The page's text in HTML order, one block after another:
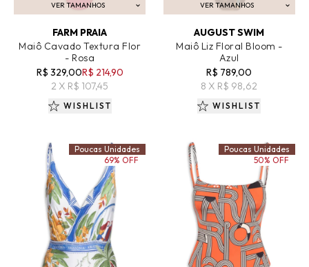
VER TAMANHOS
ADICIONAR AO CARRINHO
FARM PRAIA
Maiô Cavado Textura Flor
- Rosa
R$ 329,00R$ 214,90
2 X R$ 107,45
WISHLIST
VER TAMANHOS
ADICIONAR AO CARRINHO
AUGUST SWIM
Maiô Liz Floral Bloom -
Azul
R$ 789,00
8 X R$ 98,62
WISHLIST
Poucas Unidades
69% OFF
Poucas Unidades
50% OFF